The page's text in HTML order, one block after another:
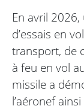
En avril
d’essais en
transport, de
à feu en vol
missile a
l’aéronef